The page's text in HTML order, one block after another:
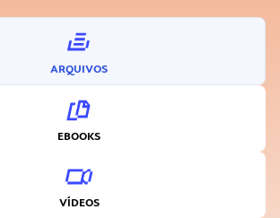
ARQUIVOS
EBOOKS
VÍDEOS